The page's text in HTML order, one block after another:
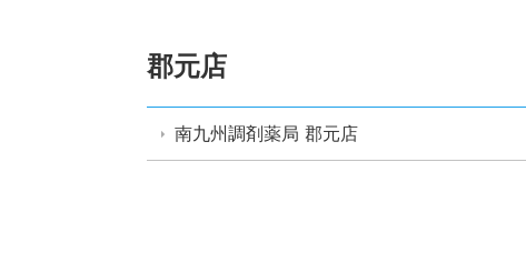
郡元店
南九州調剤薬局 郡元店